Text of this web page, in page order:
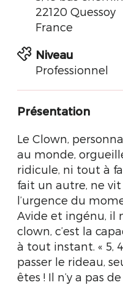
22120 Quessoy
France
Niveau
Professionnel
Présentation
Le Clown,
au monde,
ridicule, ni tout à
fait un autre, ne vit
l’urgence du
Avide et ingénu, il
clown, c’est la
à tout instant. « 5,
passer le rideau,
êtes ! Il n’y a pas